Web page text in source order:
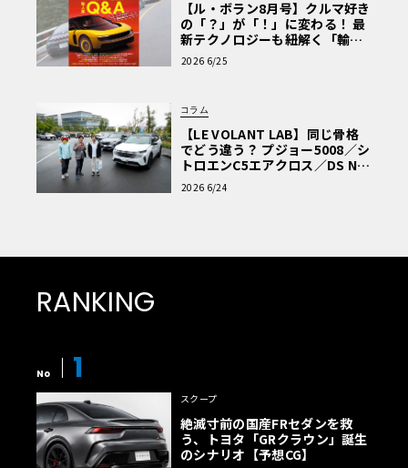
【ル・ボラン8月号】クルマ好き
の「？」が「！」に変わる！ 最
新テクノロジーも紐解く「輸入
車Q&A」
2026 6/25
コラム
【LE VOLANT LAB】同じ骨格
でどう違う？ プジョー5008／シ
トロエンC5エアクロス／DS Nº4
読者一気乗りレポート
2026 6/24
RANKING
No 1
スクープ
絶滅寸前の国産FRセダンを救
う、トヨタ「GRクラウン」誕生
のシナリオ【予想CG】